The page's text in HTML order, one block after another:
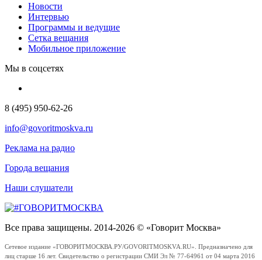
Новости
Интервью
Программы и ведущие
Сетка вещания
Мобильное приложение
Мы в соцсетях
8 (495) 950-62-26
info@govoritmoskva.ru
Реклама на радио
Города вещания
Наши слушатели
Все права защищены. 2014-2026 © «Говорит Москва»
Сетевое издание «ГОВОРИТМОСКВА.РУ/GOVORITMOSKVA.RU». Предназначено для
лиц старше 16 лет. Свидетельство о регистрации СМИ Эл № 77-64961 от 04 марта 2016